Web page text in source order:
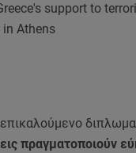
support to
Athens
πραγματοποιούν